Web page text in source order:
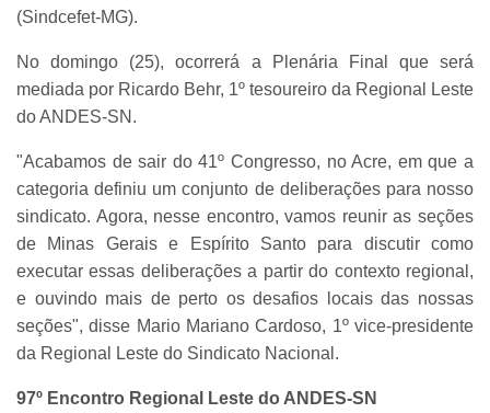
(Sindcefet-MG).
No domingo (25), ocorrerá a Plenária Final que será
mediada por Ricardo Behr, 1º tesoureiro da Regional Leste
do ANDES-SN.
"Acabamos de sair do 41º Congresso, no Acre, em que a
categoria definiu um conjunto de deliberações para nosso
sindicato. Agora, nesse encontro, vamos reunir as seções
de Minas Gerais e Espírito Santo para discutir como
executar essas deliberações a partir do contexto regional,
e ouvindo mais de perto os desafios locais das nossas
seções", disse Mario Mariano Cardoso, 1º vice-presidente
da Regional Leste do Sindicato Nacional.
97º Encontro Regional Leste do ANDES-SN